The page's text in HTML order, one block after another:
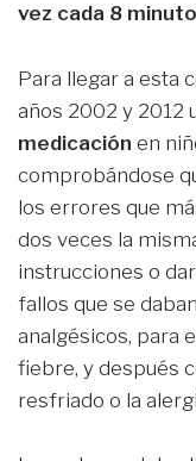
vez cada 8
Para llegar a esta
años 2002 y 2012
medicación en
comprobándose
los errores que
dos veces la
instrucciones o
fallos que se
analgésicos, para
fiebre, y después
resfriado o la